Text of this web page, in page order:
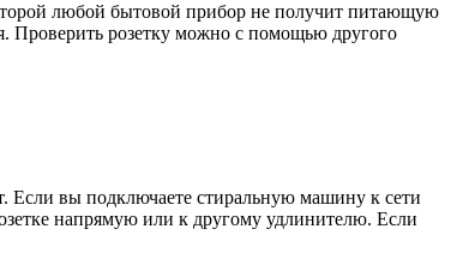
любой бытовой прибор не получит питающую
Проверить розетку можно с помощью другого
Если вы подключаете стиральную машину к сети
напрямую или к другому удлинителю. Если